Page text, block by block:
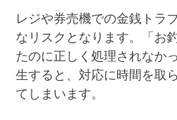
レジや券売機での金銭トラ
なリスクとなります。「お
たのに正しく処理されなか
生すると、対応に時間を取
てしまいます。